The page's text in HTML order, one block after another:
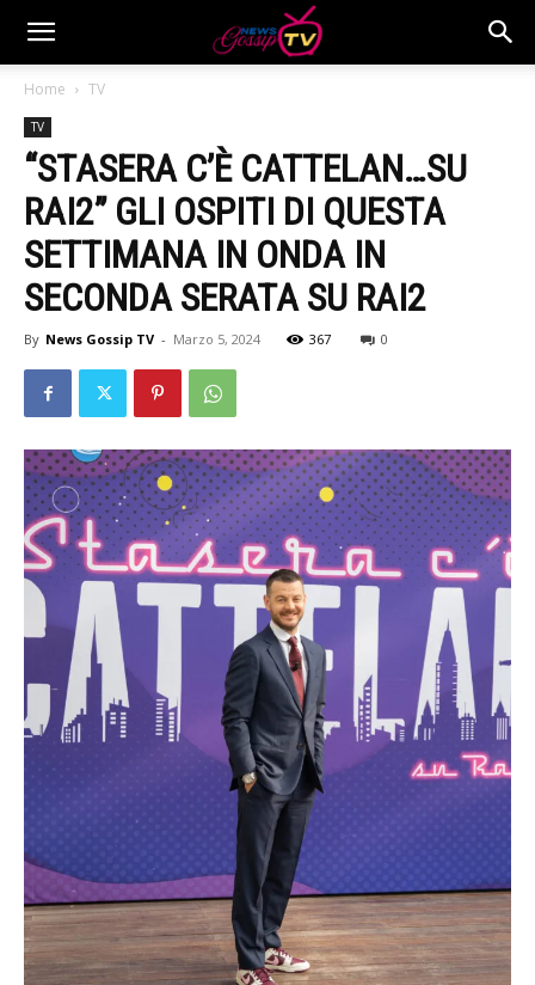
Home TV
TV
“STASERA C’È CATTELAN…SU
RAI2” GLI OSPITI DI QUESTA
SETTIMANA IN ONDA IN
SECONDA SERATA SU RAI2
By News Gossip TV - Marzo 5, 2024 367 0